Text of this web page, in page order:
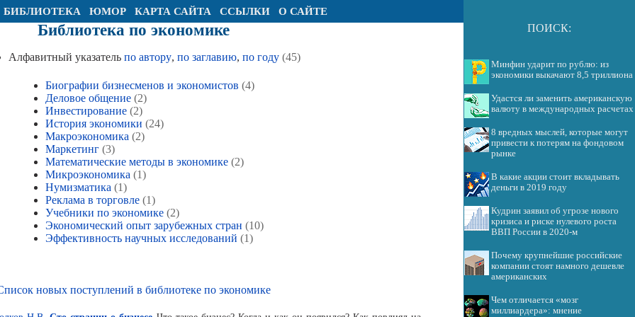
БИБЛИОТЕКА ЮМОР КАРТА САЙТА ССЫЛКИ О САЙТЕ
Библиотека по экономике
Алфавитный указатель по автору, по заглавию, по году (45)
Биографии бизнесменов и экономистов (4)
Деловое общение (2)
Инвестирование (2)
История экономики (24)
Макроэкономика (2)
Маркетинг (3)
Математические методы в экономике (2)
Микроэкономика (1)
Нумизматика (1)
Реклама в торговле (1)
Учебники по экономике (2)
Экономический опыт зарубежных стран (10)
Эффективность научных исследований (1)
новых поступлений в библиотеке по экономике
ПОИСК:
Минфин ударит по рублю: из
экономики выкачают 8,5 триллиона
Удастся ли заменить американскую
валюту в международных расчетах
8 вредных мыслей, которые могут
привести к потерям на фондовом
рынке
В какие акции стоит вкладывать
деньги в 2019 году
Кудрин заявил об угрозе нового
кризиса и риске нулевого роста
ВВП России в 2020-м
Почему крупнейшие российские
компании стоят намного дешевле
американских
Чем отличается «мозг
миллиардера»: мнение